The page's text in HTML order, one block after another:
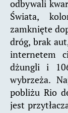
odbywali
Świata,
zamknięte
dróg, brak
internetem
dżungli i
wybrzeża.
pobliżu Rio
jest